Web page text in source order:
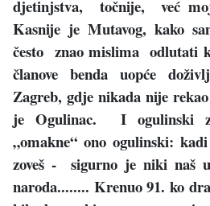
djetinjstva, točnije, već
Kasnije je Mutavog, kako
često znao mislima odlutati
članove benda uopće
Zagreb, gdje nikada nije
je Ogulinac. I ogulinski
„omakne“ ono ogulinski:
zoveš - sigurno je niki
naroda........ Krenuo 91. ko